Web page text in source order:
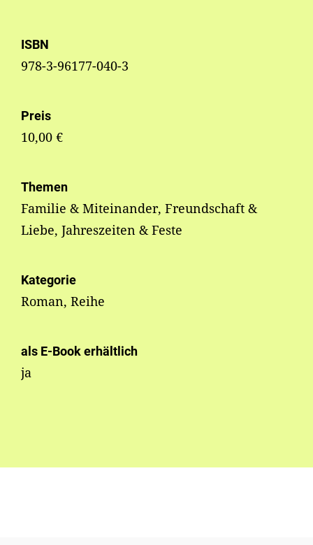
ISBN
978-3-96177-040-3
Preis
10,00 €
Themen
Familie & Miteinander, Freundschaft &
Liebe, Jahreszeiten & Feste
Kategorie
Roman, Reihe
als E-Book erhältlich
ja